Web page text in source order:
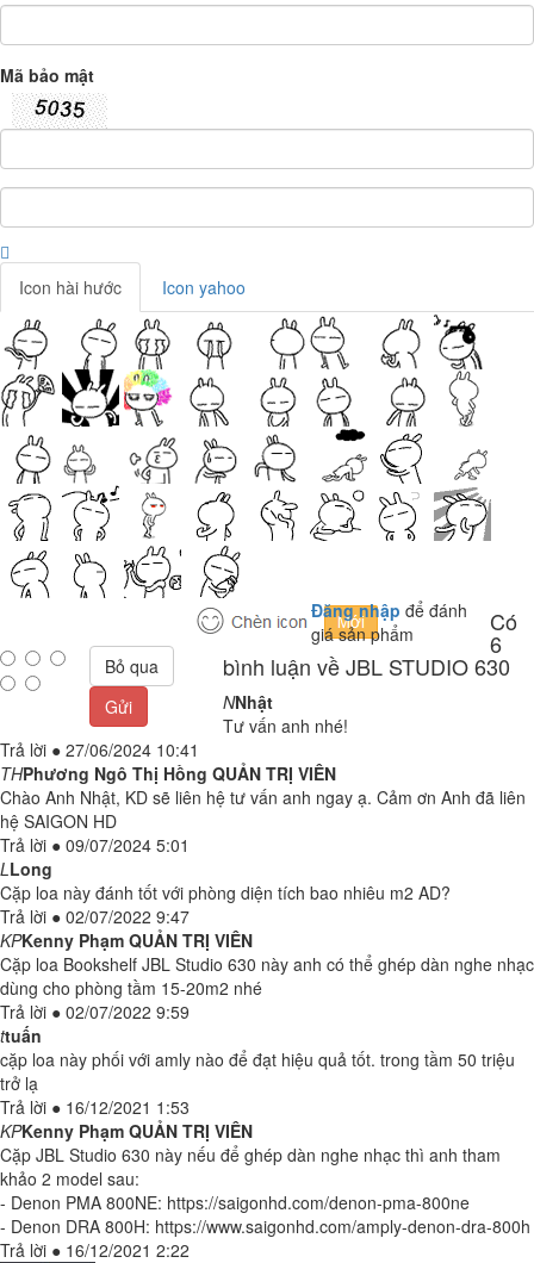
Mã bảo mật
Icon hài hước Icon yahoo
Đăng nhập để đánh
giá sản phẩm
Bỏ qua
Gửi
Có
6
bình luận về JBL STUDIO 630
NNhật
Tư vấn anh nhé!
Trả lời ● 27/06/2024 10:41
THPhương Ngô Thị Hồng QUẢN TRỊ VIÊN
Chào Anh Nhật, KD sẽ liên hệ tư vấn anh ngay ạ. Cảm ơn Anh đã liên
hệ SAIGON HD
Trả lời ● 09/07/2024 5:01
LLong
Cặp loa này đánh tốt với phòng diện tích bao nhiêu m2 AD?
Trả lời ● 02/07/2022 9:47
KPKenny Phạm QUẢN TRỊ VIÊN
Cặp loa Bookshelf JBL Studio 630 này anh có thể ghép dàn nghe nhạc
dùng cho phòng tầm 15-20m2 nhé
Trả lời ● 02/07/2022 9:59
ttuấn
cặp loa này phối với amly nào để đạt hiệu quả tốt. trong tầm 50 triệu
trở lạ
Trả lời ● 16/12/2021 1:53
KPKenny Phạm QUẢN TRỊ VIÊN
Cặp JBL Studio 630 này nếu để ghép dàn nghe nhạc thì anh tham
khảo 2 model sau:
- Denon PMA 800NE: https://saigonhd.com/denon-pma-800ne
- Denon DRA 800H: https://www.saigonhd.com/amply-denon-dra-800h
Trả lời ● 16/12/2021 2:22